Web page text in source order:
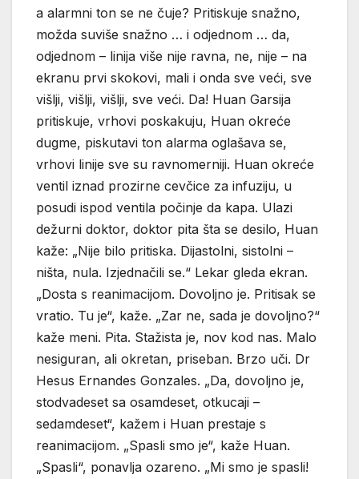
a alarmni ton se ne čuje? Pritiskuje snažno,
možda suviše snažno … i odjednom … da,
odjednom – linija više nije ravna, ne, nije – na
ekranu prvi skokovi, mali i onda sve veći, sve
višlji, višlji, višlji, sve veći. Da! Huan Garsija
pritiskuje, vrhovi poskakuju, Huan okreće
dugme, piskutavi ton alarma oglašava se,
vrhovi linije sve su ravnomerniji. Huan okreće
ventil iznad prozirne cevčice za infuziju, u
posudi ispod ventila počinje da kapa. Ulazi
dežurni doktor, doktor pita šta se desilo, Huan
kaže: „Nije bilo pritiska. Dijastolni, sistolni –
ništa, nula. Izjednačili se.“ Lekar gleda ekran.
„Dosta s reanimacijom. Dovoljno je. Pritisak se
vratio. Tu je“, kaže. „Zar ne, sada je dovoljno?“
kaže meni. Pita. Stažista je, nov kod nas. Malo
nesiguran, ali okretan, priseban. Brzo uči. Dr
Hesus Ernandes Gonzales. „Da, dovoljno je,
stodvadeset sa osamdeset, otkucaji –
sedamdeset“, kažem i Huan prestaje s
reanimacijom. „Spasli smo je“, kaže Huan.
„Spasli“, ponavlja ozareno. „Mi smo je spasli!